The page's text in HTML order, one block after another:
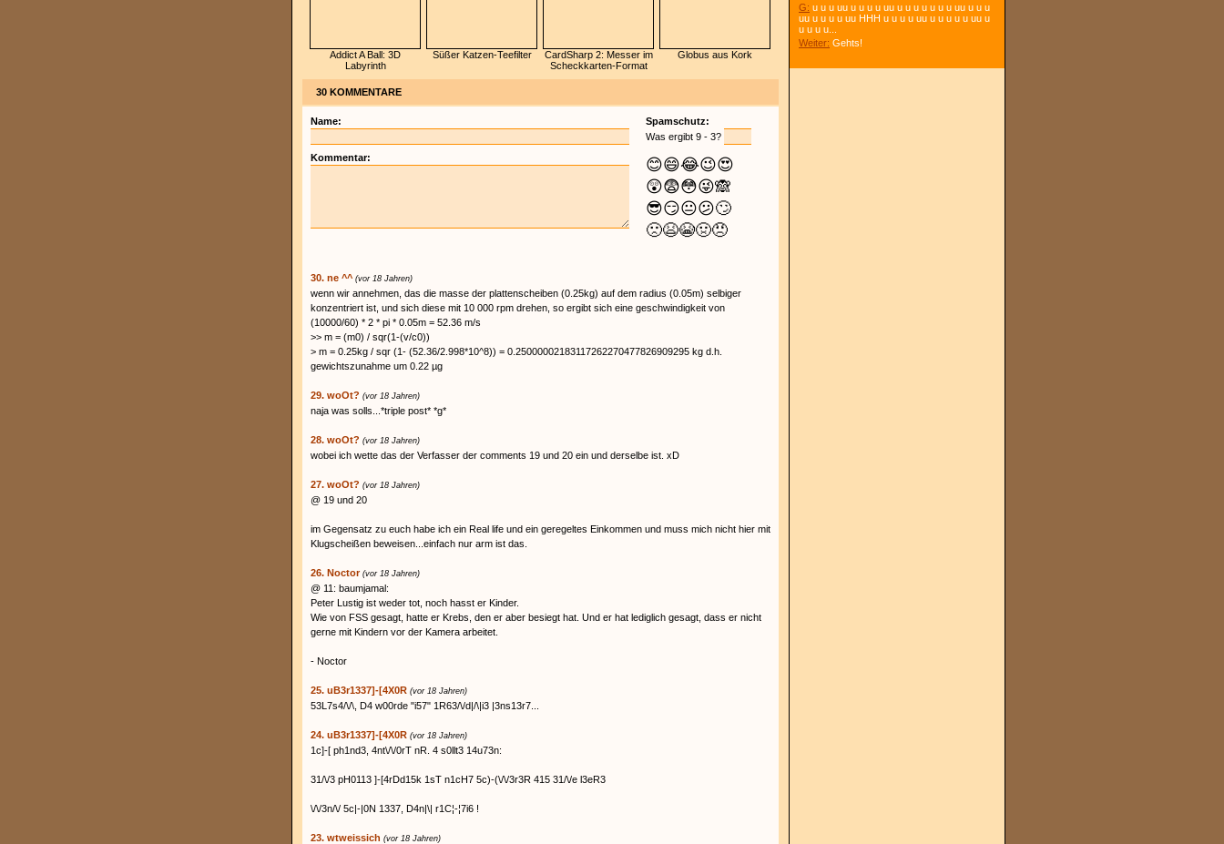
Addict A Ball: 3D
Labyrinth
Süßer Katzen-Teefilter
CardSharp 2: Messer im
Scheckkarten-Format
Globus aus Kork
30 KOMMENTARE
Spamschutz:
Was ergibt 9 - 3?
😊😄😂😉😍
😲😨😳😜🙈
😎😏😐😕🙄
🙁😫😭🤢😠
Name:
Kommentar:
30. ne ^^ (vor 18 Jahren)
wenn wir annehmen, das die masse der plattenscheiben (0.25kg) auf dem radius (0.05m) selbiger
konzentriert ist, und sich diese mit 10 000 rpm drehen, so ergibt sich eine geschwindigkeit von
(10000/60) * 2 * pi * 0.05m = 52.36 m/s
>> m = (m0) / sqr(1-(v/c0))
> m = 0.25kg / sqr (1- (52.36/2.998*10^8)) = 0.25000002183117262270477826909295 kg d.h.
gewichtszunahme um 0.22 µg
29. woOt? (vor 18 Jahren)
naja was solls...*triple post* *g*
28. woOt? (vor 18 Jahren)
wobei ich wette das der Verfasser der comments 19 und 20 ein und derselbe ist. xD
27. woOt? (vor 18 Jahren)
@ 19 und 20
im Gegensatz zu euch habe ich ein Real life und ein geregeltes Einkommen und muss mich nicht hier mit
Klugscheißen beweisen...einfach nur arm ist das.
26. Noctor (vor 18 Jahren)
@ 11: baumjamal:
Peter Lustig ist weder tot, noch hasst er Kinder.
Wie von FSS gesagt, hatte er Krebs, den er aber besiegt hat. Und er hat lediglich gesagt, dass er nicht
gerne mit Kindern vor der Kamera arbeitet.
- Noctor
25. uB3r1337]-[4X0R (vor 18 Jahren)
53L7s4/\/\, D4 w00rde "i57" 1R63/\/d|/\|i3 |3ns13r7...
24. uB3r1337]-[4X0R (vor 18 Jahren)
1c]-[ ph1nd3, 4nt\/\/0rT nR. 4 s0llt3 14u73n:
31/\/3 pH0113 ]-[4rDd15k 1sT n1cH7 5c)-(\/\/3r3R 415 31/\/e l3eR3
\/\/3n/\/ 5c|-|0N 1337, D4n|\| r1C¦-¦7i6 !
23. wtweissich (vor 18 Jahren)
G: u u u uu u u u u uu u u u u u u u uu u u u
uu u u u u uu HHH u u u u uu u u u u u uu u
u u u u...
Weiter: Gehts!